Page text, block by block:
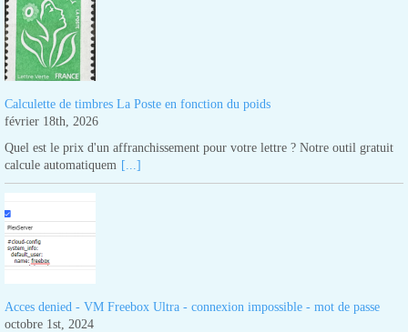
Calculette de timbres La Poste en fonction du poids
février 18th, 2026
Quel est le prix d'un affranchissement pour votre lettre ? Notre outil gratuit
calcule automatiquem [...]
Acces denied - VM Freebox Ultra - connexion impossible - mot de passe
octobre 1st, 2024